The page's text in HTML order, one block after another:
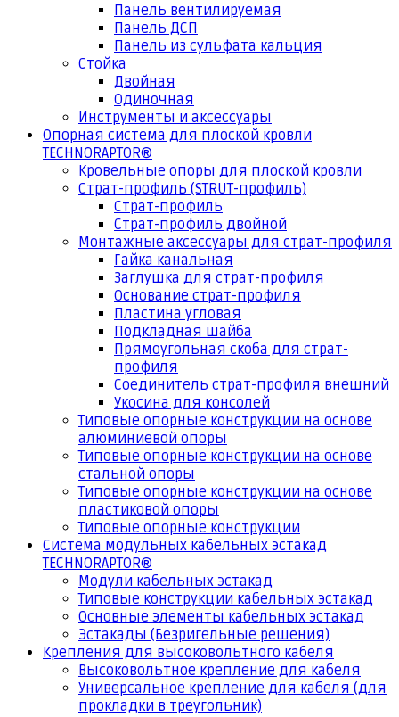
Панель вентилируемая
Панель ДСП
Панель из сульфата кальция
Стойка
Двойная
Одиночная
Инструменты и аксессуары
Опорная система для плоской кровли
TECHNORAPTOR®
Кровельные опоры для плоской кровли
Страт-профиль (STRUT-профиль)
Страт-профиль
Страт-профиль двойной
Монтажные аксессуары для страт-профиля
Гайка канальная
Заглушка для страт-профиля
Основание страт-профиля
Пластина угловая
Подкладная шайба
Прямоугольная скоба для страт-
профиля
Соединитель страт-профиля внешний
Укосина для консолей
Типовые опорные конструкции на основе
алюминиевой опоры
Типовые опорные конструкции на основе
стальной опоры
Типовые опорные конструкции на основе
пластиковой опоры
Типовые опорные конструкции
Система модульных кабельных эстакад
TECHNORAPTOR®
Модули кабельных эстакад
Типовые конструкции кабельных эстакад
Основные элементы кабельных эстакад
Эстакады (Безригельные решения)
Крепления для высоковольтного кабеля
Высоковольтное крепление для кабеля
Универсальное крепление для кабеля (для
прокладки в треугольник)